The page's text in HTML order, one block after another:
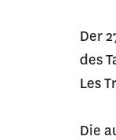
Der
des
Les
Die